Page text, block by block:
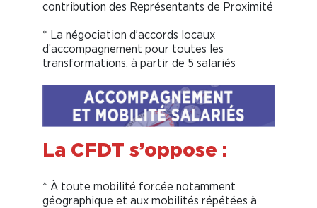
contribution des Représentants de Proximité
* La négociation d’accords locaux
d’accompagnement pour toutes les
transformations, à partir de 5 salariés
La CFDT s’oppose :
* À toute mobilité forcée notamment
géographique et aux mobilités répétées à